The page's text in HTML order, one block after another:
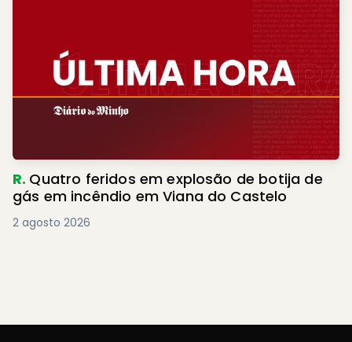
R. Quatro feridos em explosão de botija de
gás em incêndio em Viana do Castelo
2 agosto 2026